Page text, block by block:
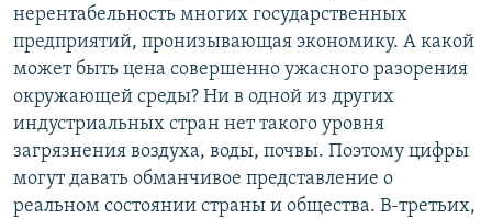
нерентабельность многих государственных
предприятий, пронизывающая экономику. А какой
может быть цена совершенно ужасного разорения
окружающей среды? Ни в одной из других
индустриальных стран нет такого уровня
загрязнения воздуха, воды, почвы. Поэтому цифры
могут давать обманчивое представление о
реальном состоянии страны и общества. В-третьих,